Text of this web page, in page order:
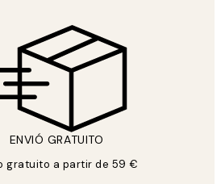
ENVIÓ GRATUITO
gratuito a partir de 59 €